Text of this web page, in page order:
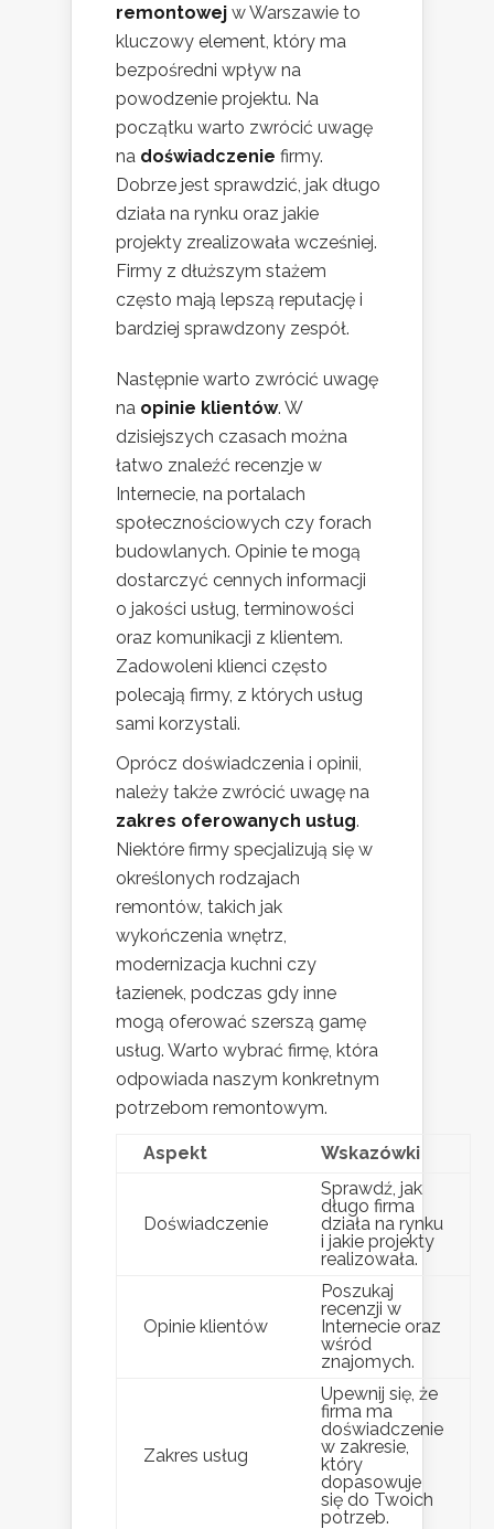
remontowej w Warszawie to
kluczowy element, który ma
bezpośredni wpływ na
powodzenie projektu. Na
początku warto zwrócić uwagę
na doświadczenie firmy.
Dobrze jest sprawdzić, jak długo
działa na rynku oraz jakie
projekty zrealizowała wcześniej.
Firmy z dłuższym stażem
często mają lepszą reputację i
bardziej sprawdzony zespół.
Następnie warto zwrócić uwagę
na opinie klientów. W
dzisiejszych czasach można
łatwo znaleźć recenzje w
Internecie, na portalach
społecznościowych czy forach
budowlanych. Opinie te mogą
dostarczyć cennych informacji
o jakości usług, terminowości
oraz komunikacji z klientem.
Zadowoleni klienci często
polecają firmy, z których usług
sami korzystali.
Oprócz doświadczenia i opinii,
należy także zwrócić uwagę na
zakres oferowanych usług.
Niektóre firmy specjalizują się w
określonych rodzajach
remontów, takich jak
wykończenia wnętrz,
modernizacja kuchni czy
łazienek, podczas gdy inne
mogą oferować szerszą gamę
usług. Warto wybrać firmę, która
odpowiada naszym konkretnym
potrzebom remontowym.
Aspekt Wskazówki
Doświadczenie
Sprawdź, jak
długo firma
działa na rynku
i jakie projekty
realizowała.
Opinie klientów
Poszukaj
recenzji w
Internecie oraz
wśród
znajomych.
Zakres usług
Upewnij się, że
firma ma
doświadczenie
w zakresie,
który
dopasowuje
się do Twoich
potrzeb.